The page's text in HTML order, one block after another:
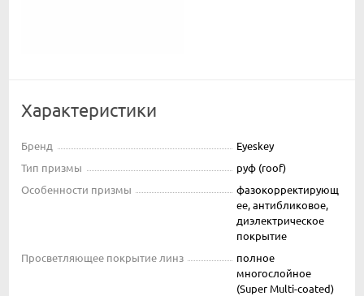
Характеристики
Бренд
Eyeskey
Тип призмы
руф (roof)
Особенности призмы
фазокорректирующ
ее, антибликовое,
диэлектрическое
покрытие
Просветляющее покрытие линз
полное
многослойное
(Super Multi-coated)